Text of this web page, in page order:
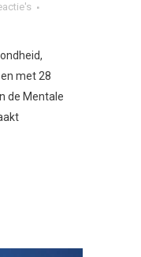
met 28
de Mentale